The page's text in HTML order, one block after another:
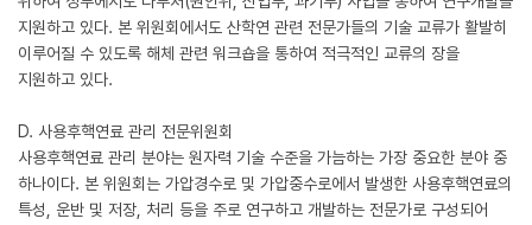
지원하고 있다. 본 위원회에서도 산학연 관련 전문가들의 기술 교류가 활발히
이루어질 수 있도록 해체 관련 워크숍을 통하여 적극적인 교류의 장을
지원하고 있다.
D. 사용후핵연료 관리 전문위원회
사용후핵연료 관리 분야는 원자력 기술 수준을 가늠하는 가장 중요한 분야 중
하나이다. 본 위원회는 가압경수로 및 가압중수로에서 발생한 사용후핵연료의
특성, 운반 및 저장, 처리 등을 주로 연구하고 개발하는 전문가로 구성되어